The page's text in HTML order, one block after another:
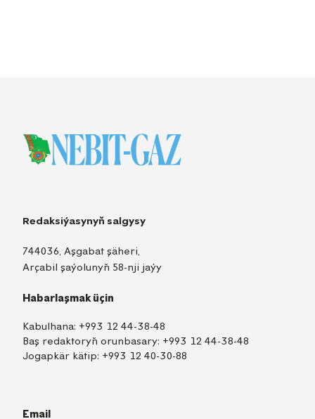
Redaksiýasynyň salgysy
744036, Aşgabat şäheri,
Arçabil şaýolunyň 58-nji jaýy
Habarlaşmak üçin
Kabulhana: +993 12 44-38-48
Baş redaktoryň orunbasary: +993 12 44-38-48
Jogapkär kätip: +993 12 40-30-88
Email